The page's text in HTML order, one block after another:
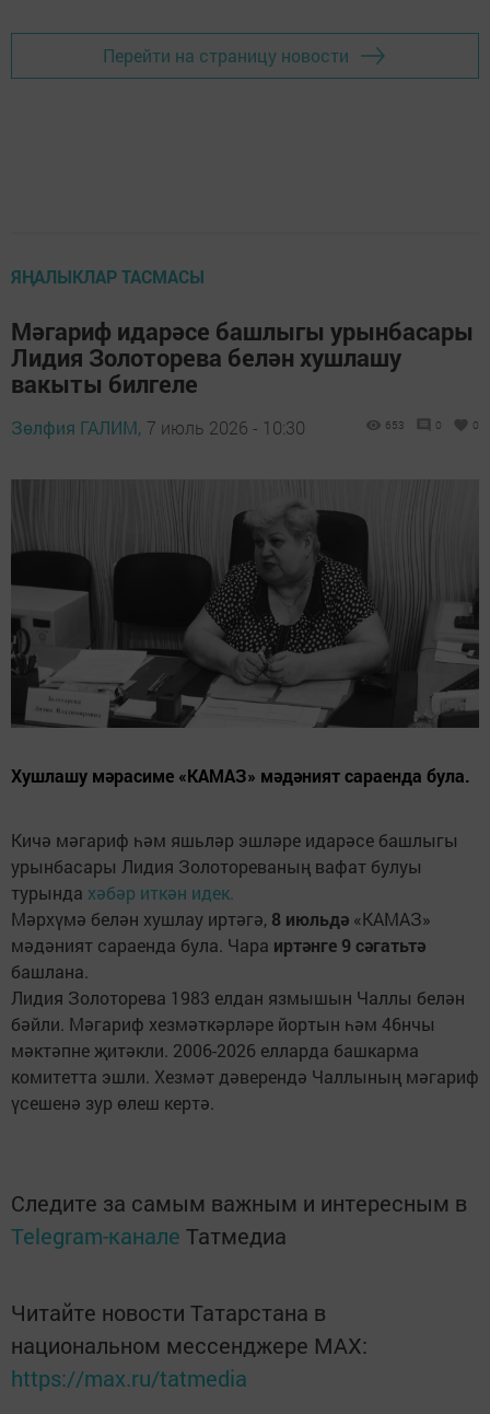
Перейти на страницу новости
ЯҢАЛЫКЛАР ТАСМАСЫ
Мәгариф идарәсе башлыгы урынбасары
Лидия Золоторева белән хушлашу
вакыты билгеле
Зөлфия ГАЛИМ, 7 июль 2026 - 10:30 653 0 0
Хушлашу мәрасиме «КАМАЗ» мәдәният сараенда була.
Кичә мәгариф һәм яшьләр эшләре идарәсе башлыгы
урынбасары Лидия Золотореваның вафат булуы
турында хәбәр иткән идек.
Мәрхүмә белән хушлау иртәгә, 8 июльдә «КАМАЗ»
мәдәният сараенда була. Чара иртәнге 9 сәгатьтә
башлана.
Лидия Золоторева 1983 елдан язмышын Чаллы белән
бәйли. Мәгариф хезмәткәрләре йортын һәм 46нчы
мәктәпне җитәкли. 2006-2026 елларда башкарма
комитетта эшли. Хезмәт дәверендә Чаллының мәгариф
үсешенә зур өлеш кертә.
Следите за самым важным и интересным в
Telegram-канале Татмедиа
Читайте новости Татарстана в
национальном мессенджере MАХ:
https://max.ru/tatmedia